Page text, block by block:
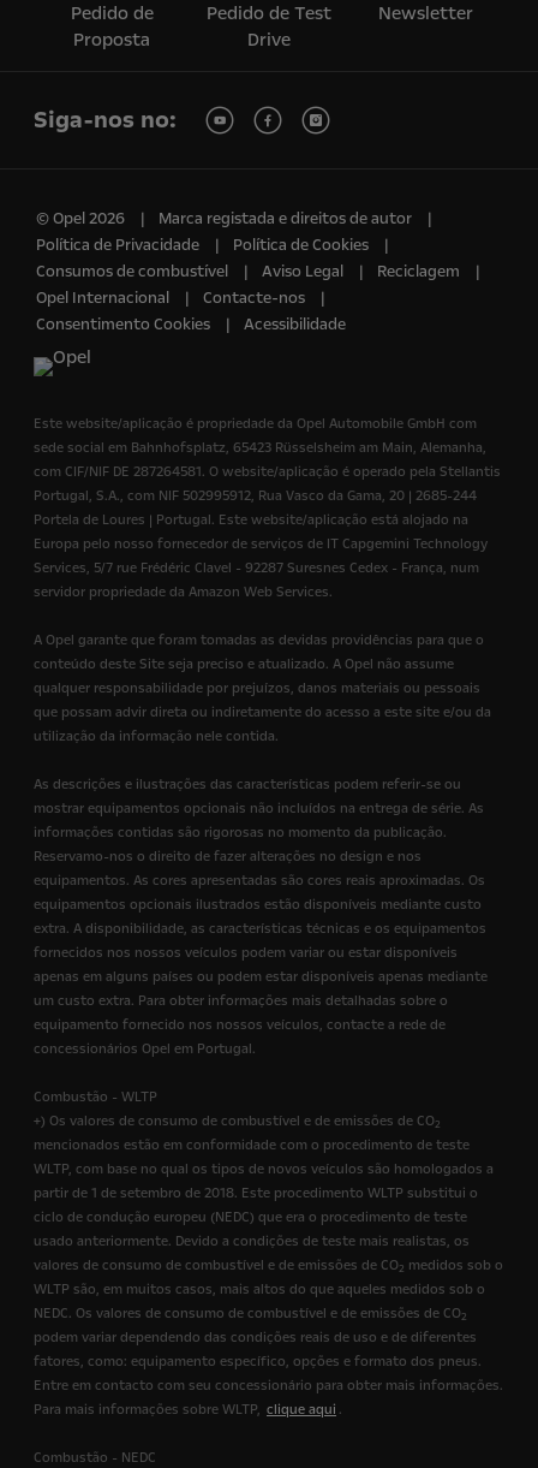
Pedido de
Proposta
Pedido de Test
Drive
Newsletter
Siga-nos no:
© Opel 2026
Marca registada e direitos de autor
Política de Privacidade
Política de Cookies
Consumos de combustível
Aviso Legal
Reciclagem
Opel Internacional
Contacte-nos
Consentimento Cookies
Acessibilidade
Este website/aplicação é propriedade da Opel Automobile GmbH com
sede social em Bahnhofsplatz, 65423 Rüsselsheim am Main, Alemanha,
com CIF/NIF DE 287264581. O website/aplicação é operado pela Stellantis
Portugal, S.A., com NIF 502995912, Rua Vasco da Gama, 20 | 2685-244
Portela de Loures | Portugal. Este website/aplicação está alojado na
Europa pelo nosso fornecedor de serviços de IT Capgemini Technology
Services, 5/7 rue Frédéric Clavel - 92287 Suresnes Cedex - França, num
servidor propriedade da Amazon Web Services.
A Opel garante que foram tomadas as devidas providências para que o
conteúdo deste Site seja preciso e atualizado. A Opel não assume
qualquer responsabilidade por prejuízos, danos materiais ou pessoais
que possam advir direta ou indiretamente do acesso a este site e/ou da
utilização da informação nele contida.
As descrições e ilustrações das características podem referir-se ou
mostrar equipamentos opcionais não incluídos na entrega de série. As
informações contidas são rigorosas no momento da publicação.
Reservamo-nos o direito de fazer alterações no design e nos
equipamentos. As cores apresentadas são cores reais aproximadas. Os
equipamentos opcionais ilustrados estão disponíveis mediante custo
extra. A disponibilidade, as características técnicas e os equipamentos
fornecidos nos nossos veículos podem variar ou estar disponíveis
apenas em alguns países ou podem estar disponíveis apenas mediante
um custo extra. Para obter informações mais detalhadas sobre o
equipamento fornecido nos nossos veículos, contacte a rede de
concessionários Opel em Portugal.
Combustão - WLTP
+) Os valores de consumo de combustível e de emissões de CO2
mencionados estão em conformidade com o procedimento de teste
WLTP, com base no qual os tipos de novos veículos são homologados a
partir de 1 de setembro de 2018. Este procedimento WLTP substitui o
ciclo de condução europeu (NEDC) que era o procedimento de teste
usado anteriormente. Devido a condições de teste mais realistas, os
valores de consumo de combustível e de emissões de CO2 medidos sob o
WLTP são, em muitos casos, mais altos do que aqueles medidos sob o
NEDC. Os valores de consumo de combustível e de emissões de CO2
podem variar dependendo das condições reais de uso e de diferentes
fatores, como: equipamento específico, opções e formato dos pneus.
Entre em contacto com seu concessionário para obter mais informações.
Para mais informações sobre WLTP, clique aqui .
Combustão - NEDC